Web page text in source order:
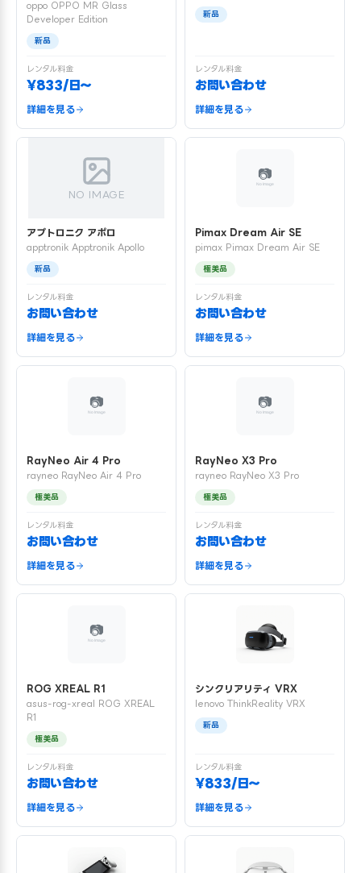
oppo OPPO MR Glass
Developer Edition
新品
レンタル料金
¥833/日〜
詳細を見る
新品
レンタル料金
お問い合わせ
詳細を見る
NO IMAGE
アプトロニク アポロ
apptronik Apptronik Apollo
新品
レンタル料金
お問い合わせ
詳細を見る
Pimax Dream Air SE
pimax Pimax Dream Air SE
極美品
レンタル料金
お問い合わせ
詳細を見る
RayNeo Air 4 Pro
rayneo RayNeo Air 4 Pro
極美品
レンタル料金
お問い合わせ
詳細を見る
RayNeo X3 Pro
rayneo RayNeo X3 Pro
極美品
レンタル料金
お問い合わせ
詳細を見る
ROG XREAL R1
asus-rog-xreal ROG XREAL
R1
極美品
レンタル料金
お問い合わせ
詳細を見る
シンクリアリティ VRX
lenovo ThinkReality VRX
新品
レンタル料金
¥833/日〜
詳細を見る